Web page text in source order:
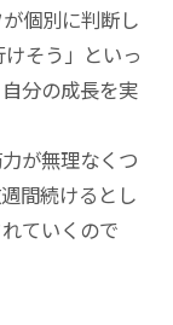
個別に判断し
そう」といっ
分の成長を実
が無理なくつ
間続けるとし
ていくので